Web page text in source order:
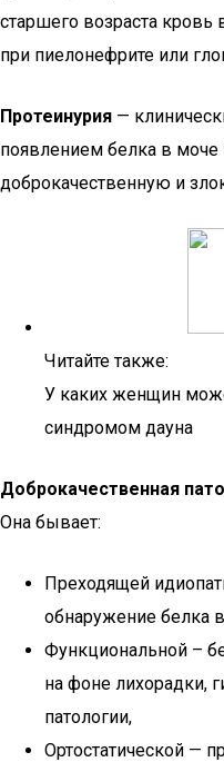
старшего возраста кровь
при пиелонефрите или
Протеинурия —
появлением белка в
доброкачественную и
Читайте также:
У каких женщин
синдромом дауна
Доброкачественная
Она бывает:
Преходящей
обнаружение белка
Функциональной –
на фоне лихорадки,
патологии,
Ортостатической —